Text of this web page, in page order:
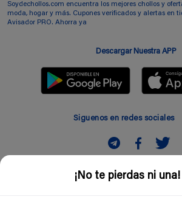
¡No te pierdas ni una!
Soydechollos.com encuentra los mejores chollos y
moda, hogar y más. Cupones verificados y alertas en
Avisador PRO. Ahorra ya
Descargar Nuestra APP
Siguenos en redes sociales